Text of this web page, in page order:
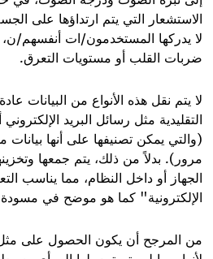
الاستشعار التي يتم ارتداؤها على
لا يدركها المستخدمون/ات أنفسهم/
ضربات القلب أو مستويات التعرق.
لا يتم نقل هذه الأنواع من البيانات
التقليدية مثل رسائل البريد الإلكتروني
(والتي يمكن تصنيفها على أنها بيانات
مرور). بدلاً من ذلك، يتم جمعها
الجهاز أو داخل النظام، مما يناسب
الإلكترونية" كما هو موضح في مسودة
من المرجح أن يكون الحصول على مثل